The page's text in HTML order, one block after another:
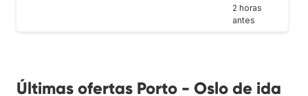
2 horas
antes
Últimas ofertas Porto - Oslo de ida